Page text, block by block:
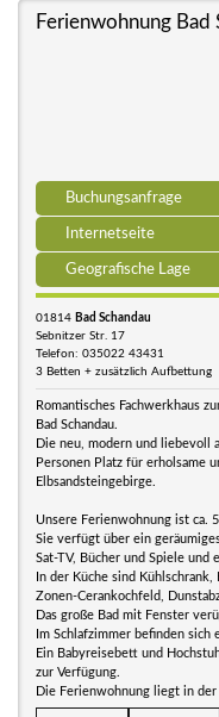
Ferienwohnung Bad
Buchungsanfrage
Internetseite
Geografische Lage
01814 Bad Schandau
Sebnitzer Str. 17
Telefon: 035022 43431
3 Betten + zusätzlich Aufbettung
Romantisches Fachwerkhaus
Bad Schandau.
Die neu, modern und liebevoll
Personen Platz für erholsame
Elbsandsteingebirge.
Unsere Ferienwohnung ist ca.
Sie verfügt über ein
Sat-TV, Bücher und Spiele und
In der Küche sind
Zonen-Cerankochfeld,
Das große Bad mit Fenster
Im Schlafzimmer befinden
Ein Babyreisebett und
zur Verfügung.
Die Ferienwohnung liegt in der